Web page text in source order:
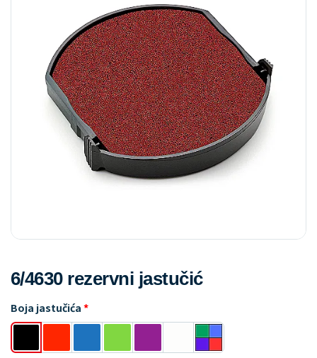
6/4630 rezervni jastučić
Boja jastučića